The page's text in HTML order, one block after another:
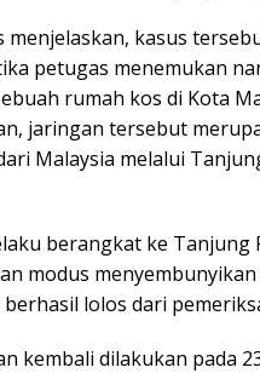
menjelaskan, kasus
petugas menemukan
rumah kos di Kota
jaringan tersebut
Malaysia melalui
berangkat ke
modus
lolos dari
kembali dilakukan pada